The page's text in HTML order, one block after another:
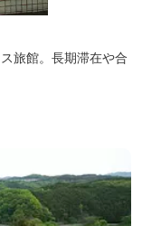
旅館。長期滞在や合